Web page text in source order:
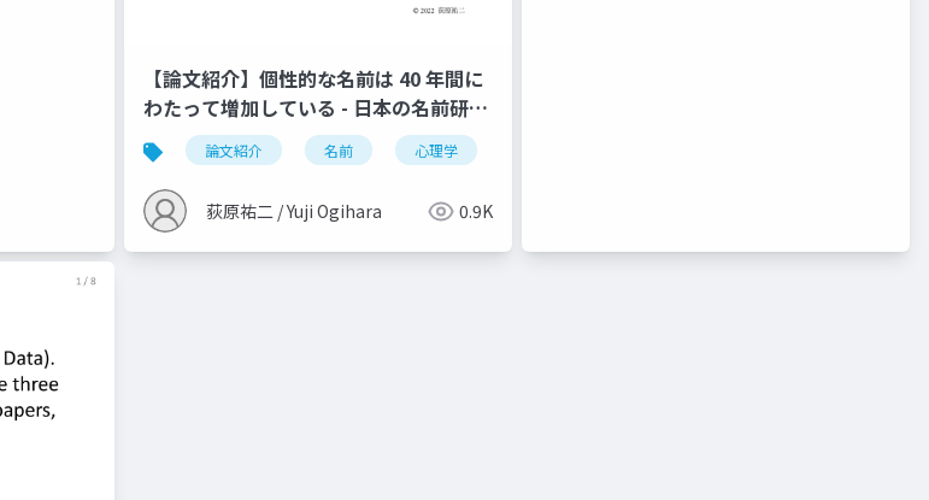
【論文紹介】個性的な名前は 40 年間に
わたって増加している - 日本の名前研究
を進めることの難しさとその解決方法
（Ogihara & Ito, 2022, CRESP）
論文紹介 名前 心理学
荻原祐二 / Yuji Ogihara 0.9K